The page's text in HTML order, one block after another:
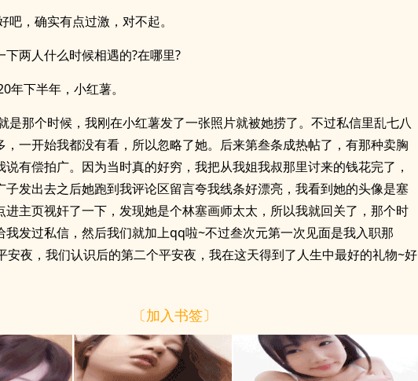
吧，确实有点过激，对不起。
下两人什么时候相遇的?在哪里?
年下半年，小红薯。
是那个时候，我刚在小红薯发了一张照片就被她捞了。不过私信里乱七八
，一开始我都没有看，所以忽略了她。后来第叁条成热帖了，有那种卖胸
说有偿拍广。因为当时真的好穷，我把从我姐我叔那里讨来的钱花完了，
子发出去之后她跑到我评论区留言夸我线条好漂亮，我看到她的头像是塞
进主页视奸了一下，发现她是个林塞画师太太，所以我就回关了，那个时
我发过私信，然后我们就加上qq啦~不过叁次元第一次见面是我入职那
安夜，我们认识后的第二个平安夜，我在这天得到了人生中最好的礼物~好
〔加入书签〕